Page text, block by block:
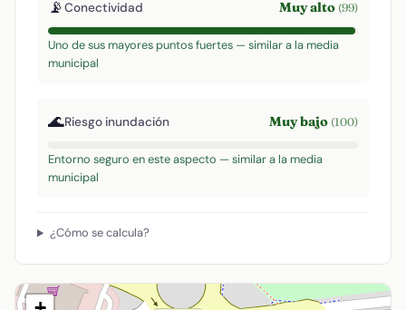
📡Conectividad Muy alto (99)
Uno de sus mayores puntos fuertes — similar a la media
municipal
🌊Riesgo inundación Muy bajo (100)
Entorno seguro en este aspecto — similar a la media
municipal
¿Cómo se calcula?